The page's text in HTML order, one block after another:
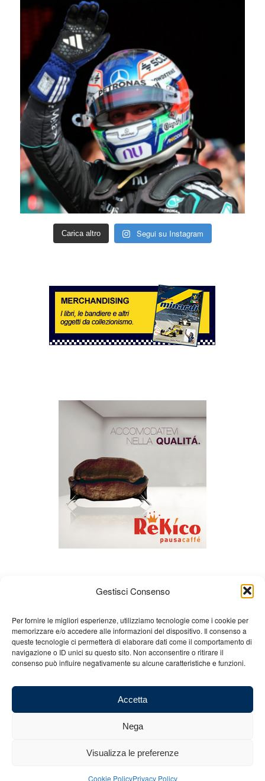
Gestisci Consenso
Per fornire le migliori esperienze, utilizziamo tecnologie come i cookie per
memorizzare e/o accedere alle informazioni del dispositivo. Il consenso a
queste tecnologie ci permetterà di elaborare dati come il comportamento di
navigazione o ID unici su questo sito. Non acconsentire o ritirare il
consenso può influire negativamente su alcune caratteristiche e funzioni.
Accetta
Nega
Visualizza le preferenze
Cookie PolicyPrivacy Policy
Carica altro Segui su Instagram
Chi siamo Gian Carlo Minardi
Gear
Merchandising
Partners Contatti
03101011207 - REA: BO 491926 (sede legale) - REA: RA 199431 (sede